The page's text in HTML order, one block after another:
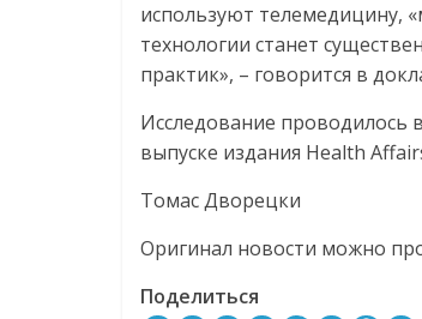
используют телемедицину,
технологии станет
практик», – говорится в
Исследование проводилось
выпуске издания Health
Томас Дворецки
Оригинал новости можно
Поделиться